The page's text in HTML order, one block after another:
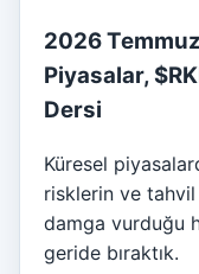
2026
Piyasalar,
Dersi
Küresel
risklerin ve
damga vurduğu
geride bıraktık.